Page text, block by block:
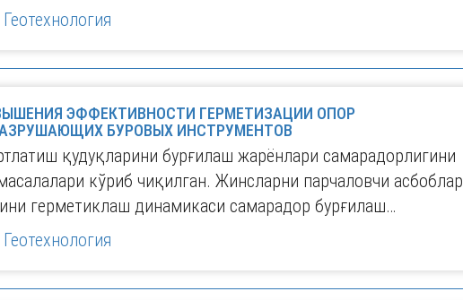
Геотехнология
ЭФФЕКТИВНОСТИ ГЕРМЕТИЗАЦИИ ОПОР
БУРОВЫХ ИНСТРУМЕНТОВ
қудуқларини бурғилаш жарёнлари самарадорлигини
кўриб чиқилган. Жинсларни парчаловчи асбоблар
герметиклаш динамикаси самарадор бурғилаш…
Геотехнология